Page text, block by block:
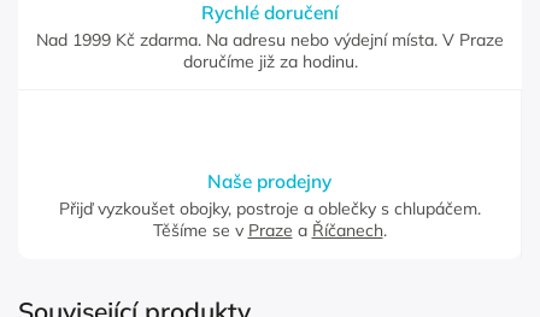
Rychlé doručení
Nad 1999 Kč zdarma. Na adresu nebo výdejní místa. V Praze
doručíme již za hodinu.
Naše prodejny
Přijď vyzkoušet obojky, postroje a oblečky s chlupáčem.
Těšíme se v Praze a Říčanech.